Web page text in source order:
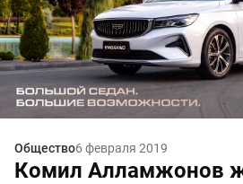
Общество6 февраля 2019
Комил Алламжонов